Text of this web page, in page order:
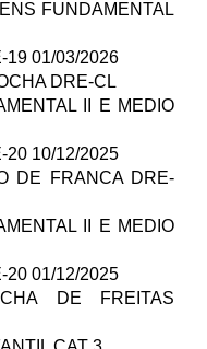
FUNDAMENTAL
19 01/03/2026
DRE-CL
II E MEDIO
20 10/12/2025
DE FRANCA DRE-
II E MEDIO
20 01/12/2025
DE FREITAS